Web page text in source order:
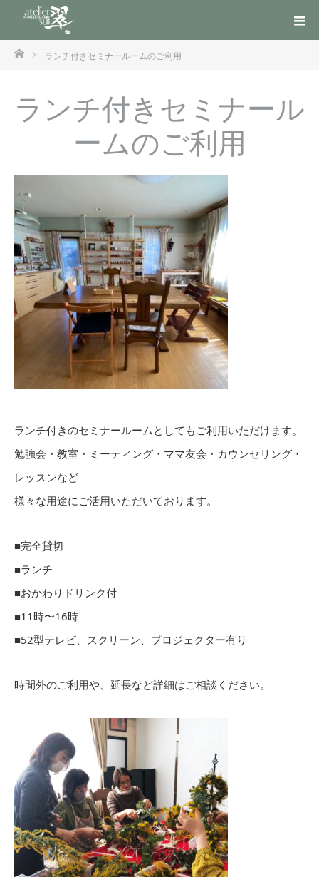
ホームランチ付きセミナールームのご利用
ランチ付きセミナール
ームのご利用
ランチ付きのセミナールームとしてもご利用いただけます。
勉強会・教室・ミーティング・ママ友会・カウンセリング・
レッスンなど
様々な用途にご活用いただいております。
■完全貸切
■ランチ
■おかわりドリンク付
■11時〜16時
■52型テレビ、スクリーン、プロジェクター有り
時間外のご利用や、延長など詳細はご相談ください。